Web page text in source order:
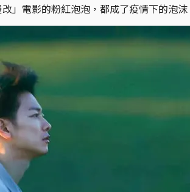
」電影的粉紅泡泡，都成了疫情下的泡